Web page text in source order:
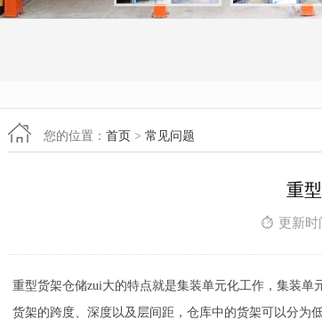
您的位置： 首页 > 常见问题
重
更新
重型货架仓储zui大的特点就是集装单元化工作，集装
货架的跨度、深度以及层间距，仓库中的货架可以分为